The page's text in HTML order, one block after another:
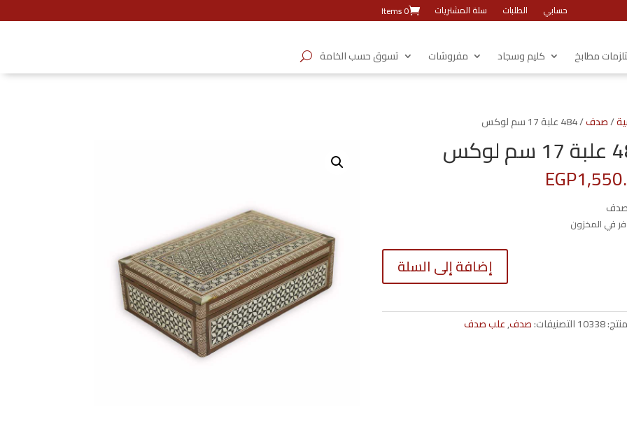
حسابي الطلبات سلة المشتريات 0 Items
مطابخ كليم وسجاد مفروشات تسوق حسب الخامة
/صدف/ 484 علبة 17 سم لوكس
EGP
صدف
كمية
علبة
إضافة إلى السلة
10338التصنيفات:صدف,علب صدف